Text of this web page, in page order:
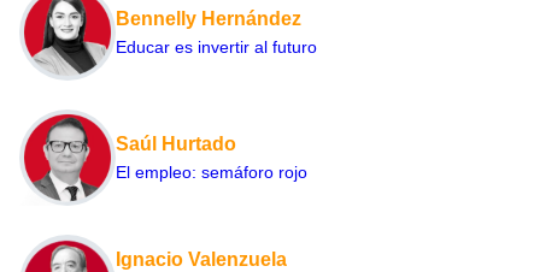
Bennelly Hernández
Educar es invertir al futuro
Saúl Hurtado
El empleo: semáforo rojo
Ignacio Valenzuela